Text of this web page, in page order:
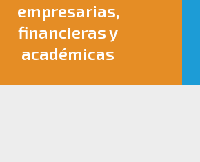
empresarias,
financieras y
académicas